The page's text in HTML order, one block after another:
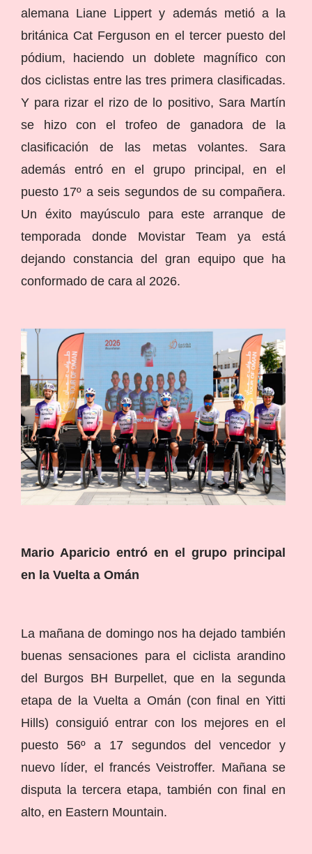
alemana Liane Lippert y además metió a la
británica Cat Ferguson en el tercer puesto del
pódium, haciendo un doblete magnífico con
dos ciclistas entre las tres primera clasificadas.
Y para rizar el rizo de lo positivo, Sara Martín
se hizo con el trofeo de ganadora de la
clasificación de las metas volantes. Sara
además entró en el grupo principal, en el
puesto 17º a seis segundos de su compañera.
Un éxito mayúsculo para este arranque de
temporada donde Movistar Team ya está
dejando constancia del gran equipo que ha
conformado de cara al 2026.
Mario Aparicio entró en el grupo principal
en la Vuelta a Omán
La mañana de domingo nos ha dejado también
buenas sensaciones para el ciclista arandino
del Burgos BH Burpellet, que en la segunda
etapa de la Vuelta a Omán (con final en Yitti
Hills) consiguió entrar con los mejores en el
puesto 56º a 17 segundos del vencedor y
nuevo líder, el francés Veistroffer. Mañana se
disputa la tercera etapa, también con final en
alto, en Eastern Mountain.